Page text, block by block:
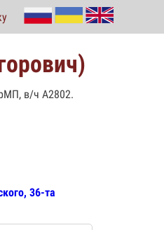
в/ч А2802.
36-та